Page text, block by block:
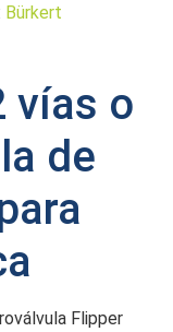
Bürkert
vías o
de
Flipper